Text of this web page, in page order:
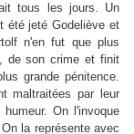
tous les jours. Un
été jeté Godeliève et
n'en fut que plus
de son crime et finit
grande pénitence.
maltraitées par leur
On l'invoque
la représente avec